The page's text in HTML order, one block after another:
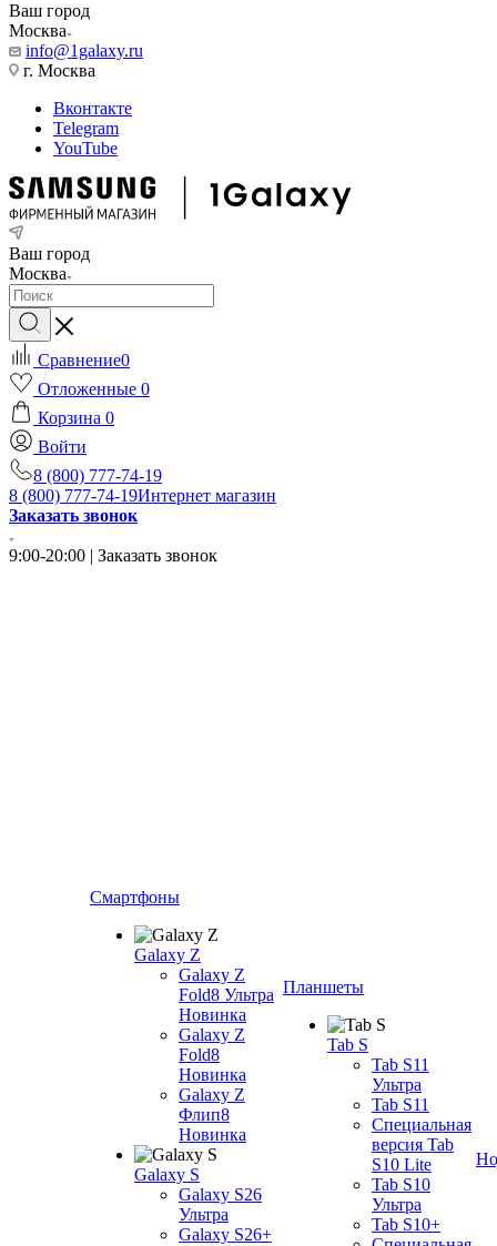
Ваш город
Москва
info@1galaxy.ru
г. Москва
Вконтакте
Telegram
YouTube
Ваш город
Москва
Сравнение0
Отложенные 0
Корзина 0
Войти
8 (800) 777-74-19
8 (800) 777-74-19Интернет магазин
Заказать звонок
9:00-20:00 | Заказать звонок
Смартфоны
Galaxy Z
Galaxy Z
Fold8 Ультра
Новинка
Galaxy Z
Fold8
Новинка
Galaxy Z
Флип8
Новинка
Galaxy S
Galaxy S26
Ультра
Galaxy S26+
Планшеты
Tab S
Tab S11
Ультра
Tab S11
Специальная
версия Tab
S10 Lite
Tab S10
Ультра
Tab S10+